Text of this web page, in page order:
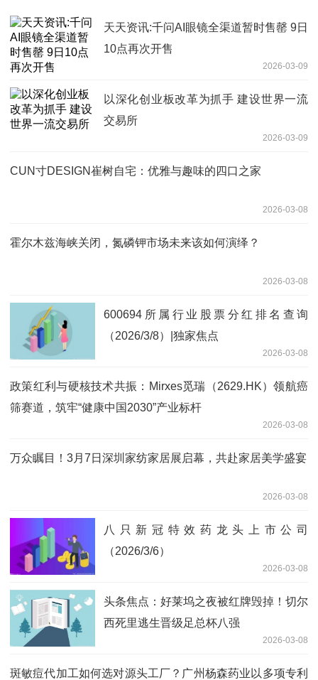
天天资讯:千问AI眼镜全渠道暂时售罄 9日
10点再次开售
2026-03-09
以深化创业板改革为抓手 建设世界一流
交易所
2026-03-09
CUN寸DESIGN崔树自宅：优雅与趣味的四口之家
2026-03-08
霍尔木兹海峡关闭，氮磷钾市场未来该如何演绎？
2026-03-08
600694所属行业股票分红排名查询
（2026/3/8）|独家焦点
2026-03-08
政策红利与硬核技术共振：Mirxes觅瑞（2629.HK）领航癌
筛赛道，筑牢“健康中国2030”产业标杆
2026-03-08
万众瞩目！3月7日深圳家纺家居展启幕，共赴家居美学盛宴
2026-03-08
八只新冠特效药龙头上市公司
（2026/3/6）
2026-03-08
头条焦点：好莱坞之夜被红牌毁掉！切尔
西死里逃生晋级足总杯八强
2026-03-08
斑敏痘代加工如何选对源头工厂？广州杨森药业以多项专利